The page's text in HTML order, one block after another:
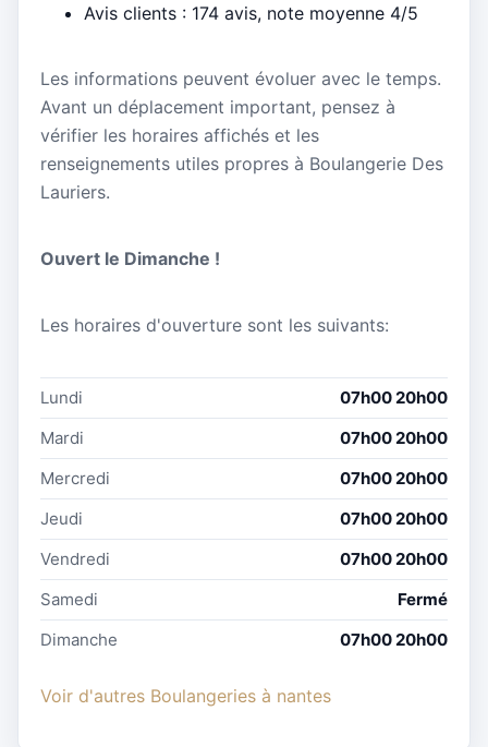
Avis clients : 174 avis, note moyenne 4/5
Les informations peuvent évoluer avec le temps.
Avant un déplacement important, pensez à
vérifier les horaires affichés et les
renseignements utiles propres à Boulangerie Des
Lauriers.
Ouvert le Dimanche !
Les horaires d'ouverture sont les suivants:
Lundi
07h00 20h00
Mardi
07h00 20h00
Mercredi
07h00 20h00
Jeudi
07h00 20h00
Vendredi
07h00 20h00
Samedi
Fermé
Dimanche
07h00 20h00
Voir d'autres Boulangeries à nantes